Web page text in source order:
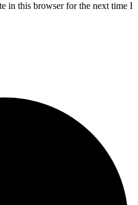
in this browser for the next time I